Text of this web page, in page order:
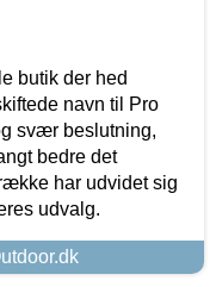
butik der hed
navn til Pro
svær beslutning,
bedre det
har udvidet sig
udvalg.